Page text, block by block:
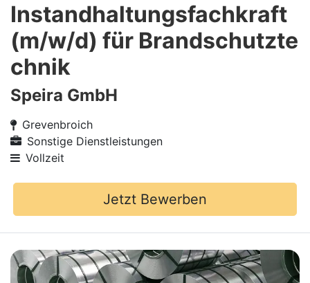
Instandhaltungsfachkraft
(m/w/d) für Brandschutzte
chnik
Speira GmbH
Grevenbroich
Sonstige Dienstleistungen
Vollzeit
Jetzt Bewerben